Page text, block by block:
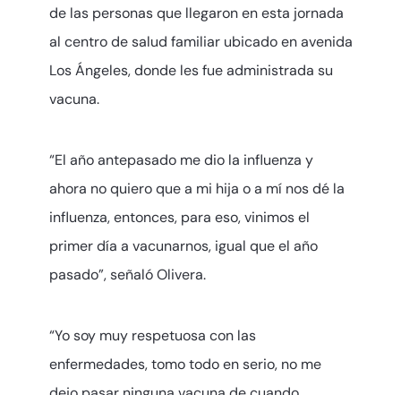
de las personas que llegaron en esta jornada
al centro de salud familiar ubicado en avenida
Los Ángeles, donde les fue administrada su
vacuna.
“El año antepasado me dio la influenza y
ahora no quiero que a mi hija o a mí nos dé la
influenza, entonces, para eso, vinimos el
primer día a vacunarnos, igual que el año
pasado”, señaló Olivera.
“Yo soy muy respetuosa con las
enfermedades, tomo todo en serio, no me